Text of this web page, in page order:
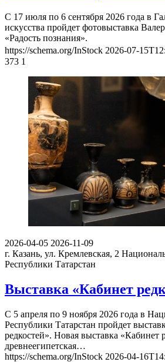
С 17 июля по 6 сентября 2026 года в
искусства пройдет фотовыставка
«Радость познания».
https://schema.org/InStock 2026-07-
373 1
2026-04-05 2026-11-09
г. Казань, ул. Кремлевская, 2
Республики Татарстан
Выставка «Кабинет
С 5 апреля по 9 ноября 2026 года в
Республики Татарстан пройдет
редкостей». Новая выставка «Кабинет
древнеегипетская…
https://schema.org/InStock 2026-04-